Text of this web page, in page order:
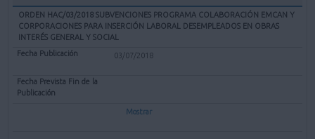
ORDEN HAC/03/2018 SUBVENCIONES PROGRAMA COLABORACIÓN EMCAN Y
CORPORACIONES PARA INSERCIÓN LABORAL DESEMPLEADOS EN OBRAS
INTERÉS GENERAL Y SOCIAL
03/07/2018
Mostrar